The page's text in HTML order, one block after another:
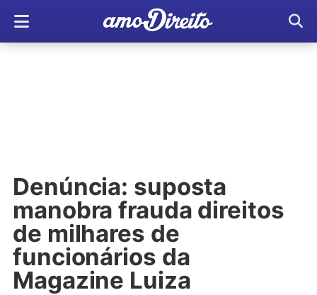
Denúncia: suposta
manobra frauda direitos
de milhares de
funcionários da
Magazine Luiza